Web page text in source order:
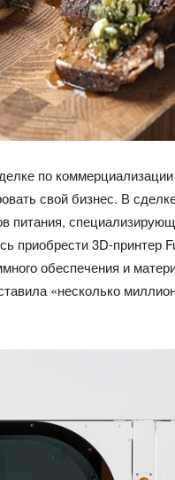
по
свой бизнес. В
питания,
приобрести 3D-принтер
обеспечения и
«несколько